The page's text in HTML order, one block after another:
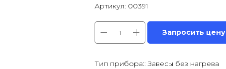
Артикул: 00391
Запросить цену
Тип прибора:: Завесы без нагрева